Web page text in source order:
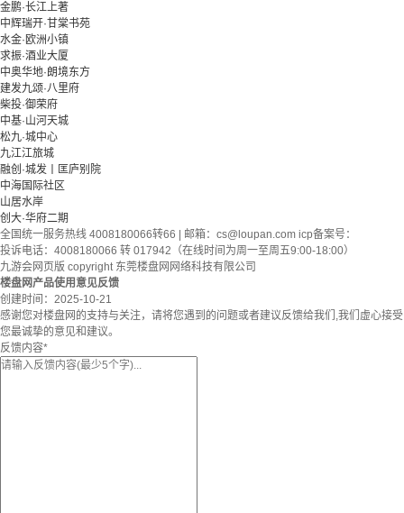
金鹏·长江上著
中辉瑞开·甘棠书苑
水金·欧洲小镇
求振·酒业大厦
中奥华地·朗境东方
建发九颂·八里府
柴投·御荣府
中基·山河天城
松九·城中心
九江江旅城
融创·城发丨匡庐别院
中海国际社区
山居水岸
创大·华府二期
全国统一服务热线 4008180066转66 | 邮箱： cs@loupan.com icp备案号：
投诉电话：4008180066 转 017942（在线时间为周一至周五9:00-18:00）
九游会网页版 copyright 东莞楼盘网网络科技有限公司
楼盘网产品使用意见反馈
创建时间： 2025-10-21
感谢您对楼盘网的支持与关注，请将您遇到的问题或者建议反馈给我们,我们虚心接受
您最诚挚的意见和建议。
反馈内容*